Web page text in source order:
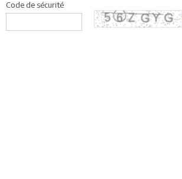
Code de sécurité